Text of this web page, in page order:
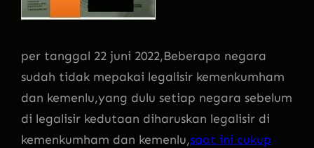
per tanggal 22 juni 2022,Beberapa negara
sudah tidak mepakai legalisir kemenkumham
dan kemenlu,yang dulu setiap negara sebelum
di legalisir kedutaan diharuskan legalisir di
kemenkumham dan kemenlu,saat ini cukup